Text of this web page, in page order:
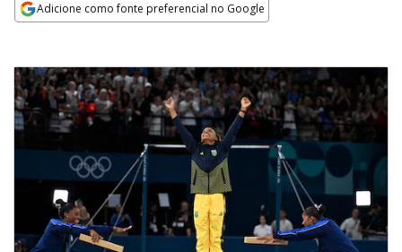
Adicione como fonte preferencial no Google